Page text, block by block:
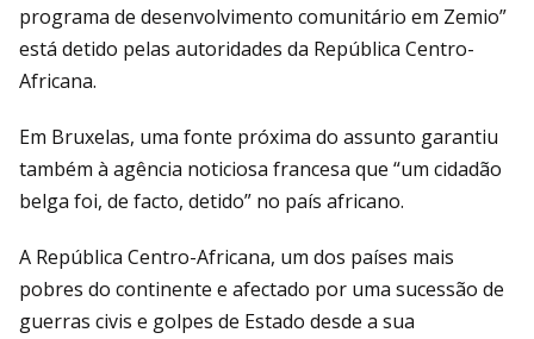
programa de desenvolvimento comunitário em Zemio”
está detido pelas autoridades da República Centro-
Africana.
Em Bruxelas, uma fonte próxima do assunto garantiu
também à agência noticiosa francesa que “um cidadão
belga foi, de facto, detido” no país africano.
A República Centro-Africana, um dos países mais
pobres do continente e afectado por uma sucessão de
guerras civis e golpes de Estado desde a sua